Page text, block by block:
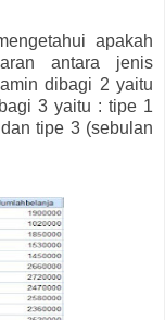
apakah
antara jenis
dibagi 2 yaitu
3 yaitu : tipe 1
tipe 3 (sebulan